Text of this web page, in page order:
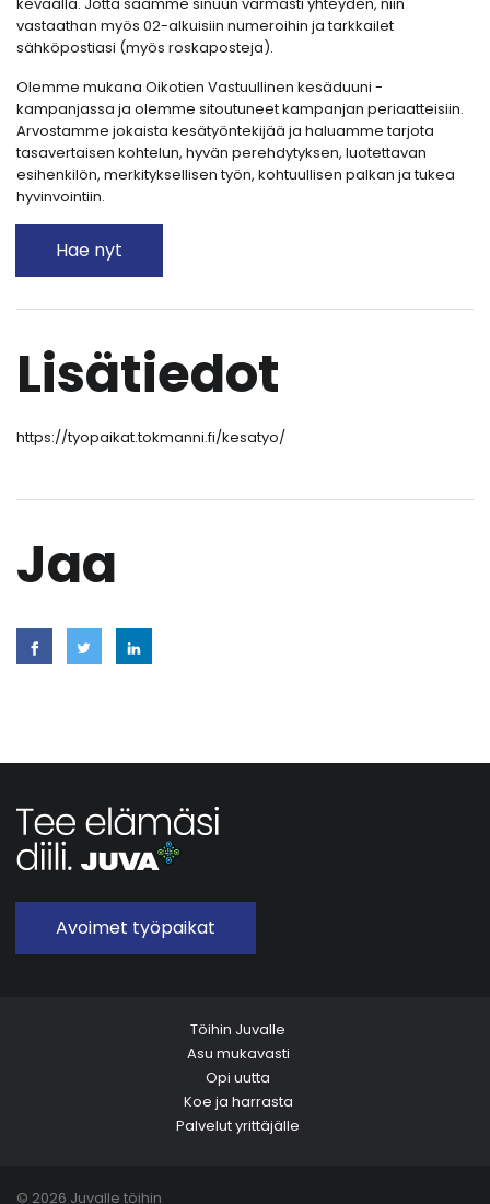
keväällä. Jotta saamme sinuun varmasti yhteyden, niin
vastaathan myös 02-alkuisiin numeroihin ja tarkkailet
sähköpostiasi (myös roskaposteja).
Olemme mukana Oikotien Vastuullinen kesäduuni -
kampanjassa ja olemme sitoutuneet kampanjan periaatteisiin.
Arvostamme jokaista kesätyöntekijää ja haluamme tarjota
tasavertaisen kohtelun, hyvän perehdytyksen, luotettavan
esihenkilön, merkityksellisen työn, kohtuullisen palkan ja tukea
hyvinvointiin.
Hae nyt
Lisätiedot
https://tyopaikat.tokmanni.fi/kesatyo/
Jaa
Avoimet työpaikat
Töihin Juvalle
Asu mukavasti
Opi uutta
Koe ja harrasta
Palvelut yrittäjälle
© 2026 Juvalle töihin